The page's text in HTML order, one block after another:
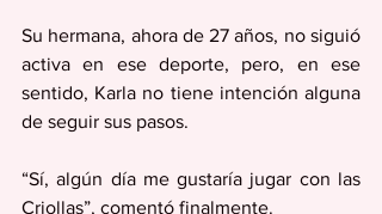
Su hermana, ahora de 27 años, no siguió
activa en ese deporte, pero, en ese
sentido, Karla no tiene intención alguna
de seguir sus pasos.
“Sí, algún día me gustaría jugar con las
Criollas”, comentó finalmente.